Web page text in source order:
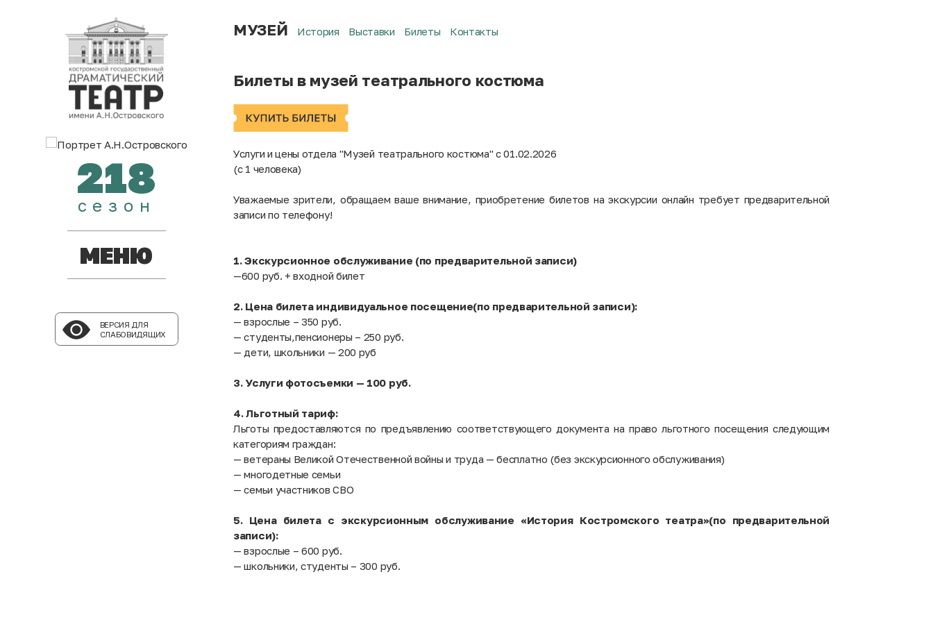
218
сезон
МЕНЮ
ВЕРСИЯ ДЛЯ
СЛАБОВИДЯЩИХ
МУЗЕЙ История Выставки Билеты Контакты
Билеты в музей театрального костюма
Услуги и цены отдела "Музей театрального костюма" с 01.02.2026
(с 1 человека)
Уважаемые зрители, обращаем ваше внимание, приобретение билетов на экскурсии онлайн требует предварительной
записи по телефону!
1. Экскурсионное обслуживание (по предварительной записи)
—600 руб. + входной билет
2. Цена билета индивидуальное посещение(по предварительной записи):
— взрослые – 350 руб.
— студенты,пенсионеры – 250 руб.
— дети, школьники — 200 руб
3. Услуги фотосъемки — 100 руб.
4. Льготный тариф:
Льготы предоставляются по предъявлению соответствующего документа на право льготного посещения следующим
категориям граждан:
— ветераны Великой Отечественной войны и труда — бесплатно (без экскурсионного обслуживания)
— многодетные семьи
— семьи участников СВО
5. Цена билета с экскурсионным обслуживание «История Костромского театра»(по предварительной
записи):
— взрослые – 600 руб.
— школьники, студенты – 300 руб.